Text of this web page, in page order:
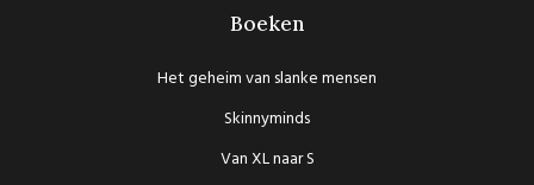
Boeken
Het geheim van slanke mensen
Skinnyminds
Van XL naar S